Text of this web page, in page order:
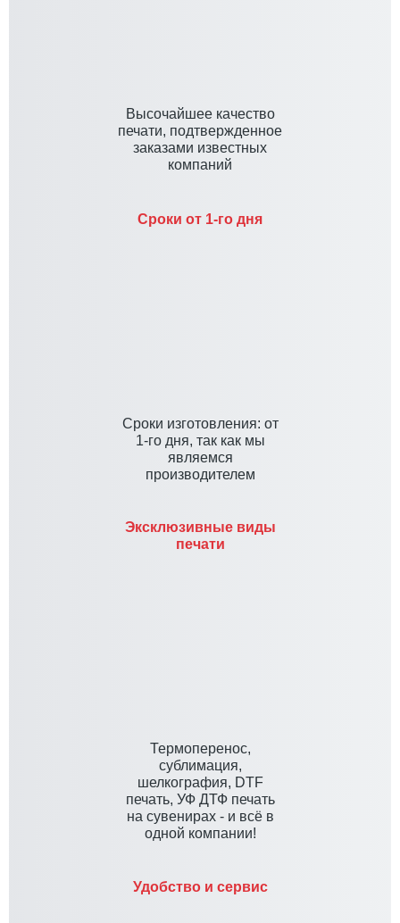
Высочайшее качество
печати, подтвержденное
заказами известных
компаний
Сроки от 1-го дня
Cроки изготовления: от
1-го дня, так как мы
являемся
производителем
Эксклюзивные виды
печати
Термоперенос,
сублимация,
шелкография, DTF
печать, УФ ДТФ печать
на сувенирах - и всё в
одной компании!
Удобство и сервис